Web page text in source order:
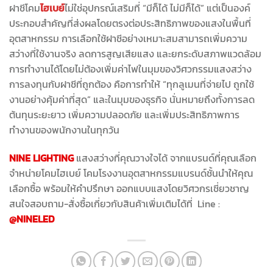
ฝาชีโคมไฮเบย์ไม่ใช่อุปกรณ์เสริมที่ “มีก็ได้ ไม่มีก็ได้” แต่เป็นองค์
ประกอบสำคัญที่ส่งผลโดยตรงต่อประสิทธิภาพของแสงในพื้นที่
อุตสาหกรรม การเลือกใช้ฝาชีอย่างเหมาะสมสามารถเพิ่มความ
สว่างที่ใช้งานจริง ลดการสูญเสียแสง และยกระดับสภาพแวดล้อม
การทำงานได้โดยไม่ต้องเพิ่มค่าไฟในมุมของวิศวกรรมแสงสว่าง
การลงทุนกับฝาชีที่ถูกต้อง คือการทำให้ “ทุกลูเมนที่จ่ายไป ถูกใช้
งานอย่างคุ้มค่าที่สุด” และในมุมของธุรกิจ นั่นหมายถึงทั้งการลด
ต้นทุนระยะยาว เพิ่มความปลอดภัย และเพิ่มประสิทธิภาพการ
ทำงานของพนักงานในทุกวัน
NINE LIGHTINGแสงสว่างที่คุณวางใจได้ จากแบรนด์ที่คุณเลือก
จำหน่ายโคมไฮเบย์ โคมโรงงานอุตสาหกรรมแบรนด์ชั้นนำให้คุณ
เลือกซื้อ พร้อมให้คำปรึกษา ออกแบบแสงโดยวิศวกรเชี่ยวชาญ
สนใจสอบถาม-สั่งซื้อเกี่ยวกับสินค้าเพิ่มเติมได้ที่ Line :
@NINELED